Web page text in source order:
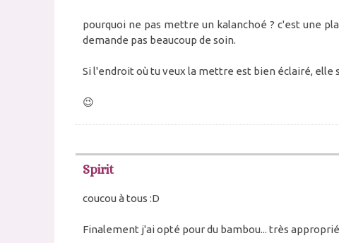
pourquoi ne pas mettre un kalanchoé ? c'est une
demande pas beaucoup de soin.
Si l'endroit où tu veux la mettre est bien éclairé, elle
😉
Spirit
coucou à tous :D
Finalement j'ai opté pour du bambou... très